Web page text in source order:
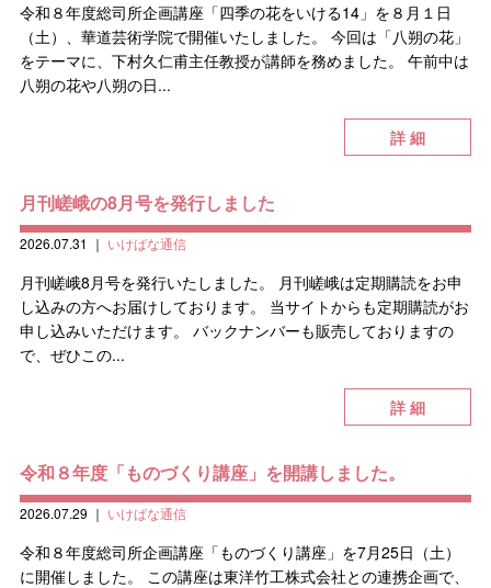
令和８年度総司所企画講座「四季の花をいける14」を８月１日
（土）、華道芸術学院で開催いたしました。 今回は「八朔の花」
をテーマに、下村久仁甫主任教授が講師を務めました。 午前中は
八朔の花や八朔の日...
詳 細
月刊嵯峨の8月号を発行しました
2026.07.31 ｜ いけばな通信
月刊嵯峨8月号を発行いたしました。 月刊嵯峨は定期購読をお申
し込みの方へお届けしております。 当サイトからも定期購読がお
申し込みいただけます。 バックナンバーも販売しておりますの
で、ぜひこの...
詳 細
令和８年度「ものづくり講座」を開講しました。
2026.07.29 ｜ いけばな通信
令和８年度総司所企画講座「ものづくり講座」を7月25日（土）
に開催しました。 この講座は東洋竹工株式会社との連携企画で、